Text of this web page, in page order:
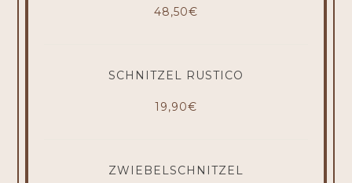
48,50€
SCHNITZEL RUSTICO
19,90€
ZWIEBELSCHNITZEL